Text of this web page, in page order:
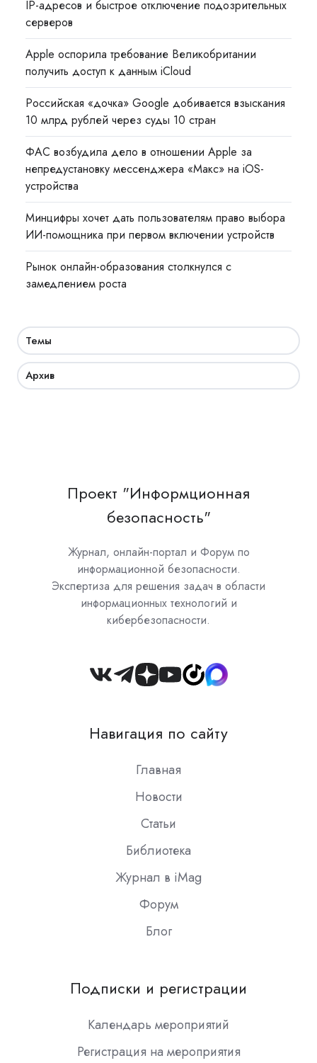
IP-адресов и быстрое отключение подозрительных
серверов
Apple оспорила требование Великобритании
получить доступ к данным iCloud
Российская «дочка» Google добивается взыскания
10 млрд рублей через суды 10 стран
ФАС возбудила дело в отношении Apple за
непредустановку мессенджера «Макс» на iOS-
устройства
Минцифры хочет дать пользователям право выбора
ИИ-помощника при первом включении устройств
Рынок онлайн-образования столкнулся с
замедлением роста
Темы
Архив
Проект "Информционная
безопасность"
Журнал, онлайн-портал и Форум по
информационной безопасности.
Экспертиза для решения задач в области
информационных технологий и
кибербезопасности.
Join
Slack
Навигация по сайту
Главная
Новости
Статьи
Библиотека
Журнал в iMag
Форум
Блог
Подписки и регистрации
Календарь мероприятий
Регистрация на мероприятия